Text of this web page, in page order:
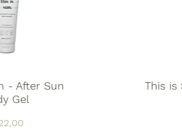
- After Sun
Gel
This is